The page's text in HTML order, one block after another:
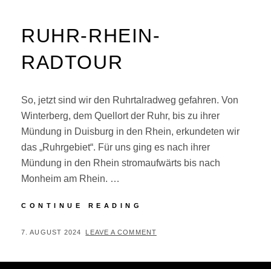
RUHR-RHEIN-
RADTOUR
So, jetzt sind wir den Ruhrtalradweg gefahren. Von
Winterberg, dem Quellort der Ruhr, bis zu ihrer
Mündung in Duisburg in den Rhein, erkundeten wir
das „Ruhrgebiet“. Für uns ging es nach ihrer
Mündung in den Rhein stromaufwärts bis nach
Monheim am Rhein. …
CONTINUE READING
RADTOUR
POSTED
7. AUGUST 2024 BY
PLEAVE A COMMENT